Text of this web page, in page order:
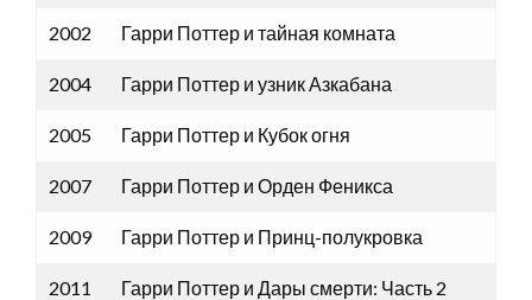
2002 Гарри Поттер и тайная комната
2004 Гарри Поттер и узник Азкабана
2005 Гарри Поттер и Кубок огня
2007 Гарри Поттер и Орден Феникса
2009 Гарри Поттер и Принц-полукровка
2011 Гарри Поттер и Дары смерти: Часть 2